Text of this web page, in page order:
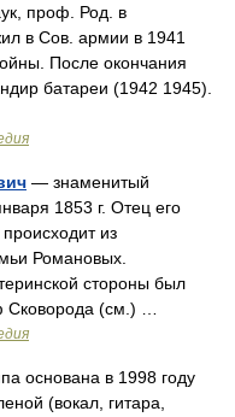
проф. Род. в
в Сов. армии в 1941
После окончания
батареи (1942 1945).
— знаменитый
1853 г. Отец его
из
Романовых.
стороны был
Сковорода (см.) …
основана в 1998 году
(вокал, гитара,